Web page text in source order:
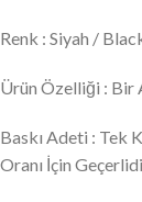
Renk : Siyah /
Ürün Özelliği : Bir
Baskı Adeti : Tek
Oranı İçin